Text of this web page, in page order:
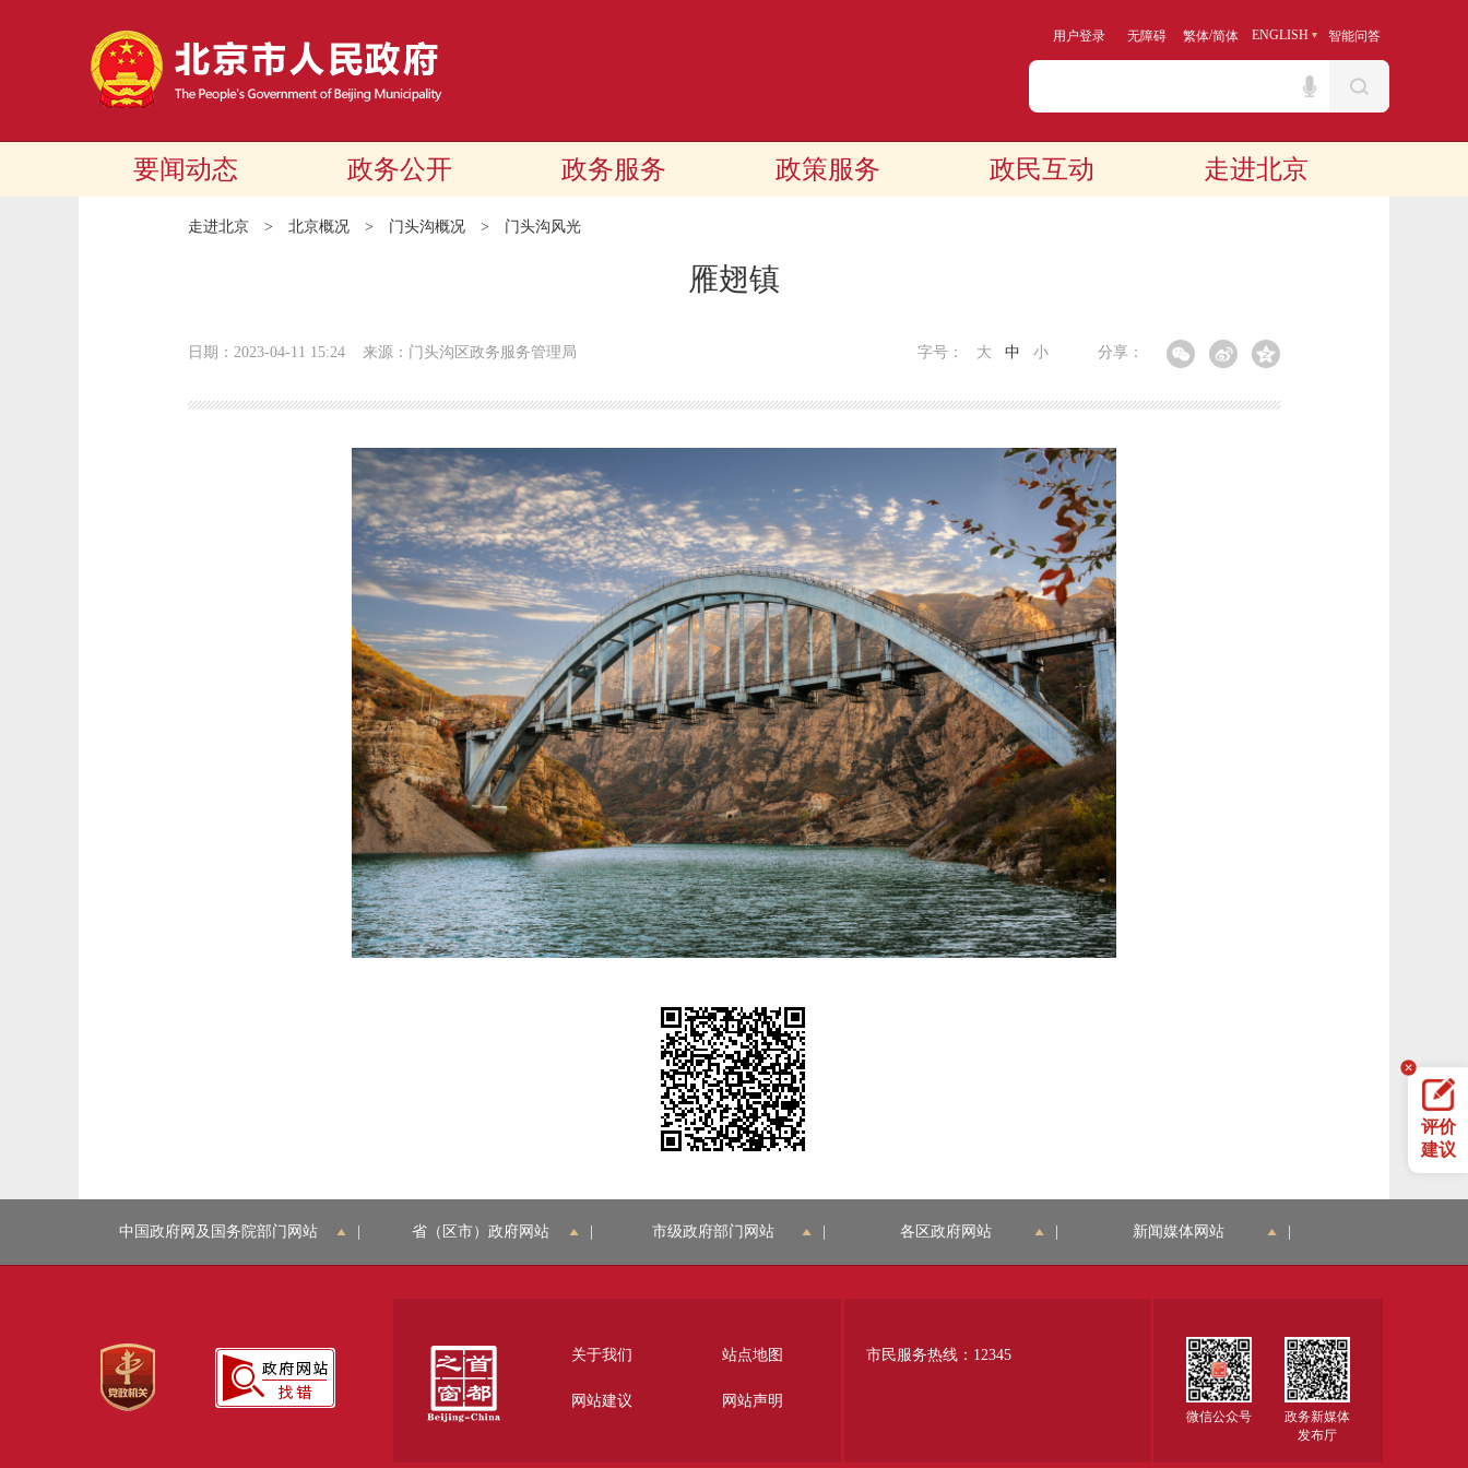
用户登录 无障碍 繁体/简体 ENGLISH 智能问答
要闻动态 政务公开 政务服务 政策服务 政民互动 走进北京
走进北京 > 北京概况 > 门头沟概况 > 门头沟风光
雁翅镇
日期：2023-04-11 15:24 来源：门头沟区政务服务管理局 分享：
字号： 大 中 小
评价
建议
中国政府网及国务院部门网站 省（区市）政府网站 市级政府部门网站 各区政府网站 新闻媒体网站
关于我们 站点地图
网站建议 网站声明
市民服务热线：12345
微信公众号
政务新媒体
发布厅